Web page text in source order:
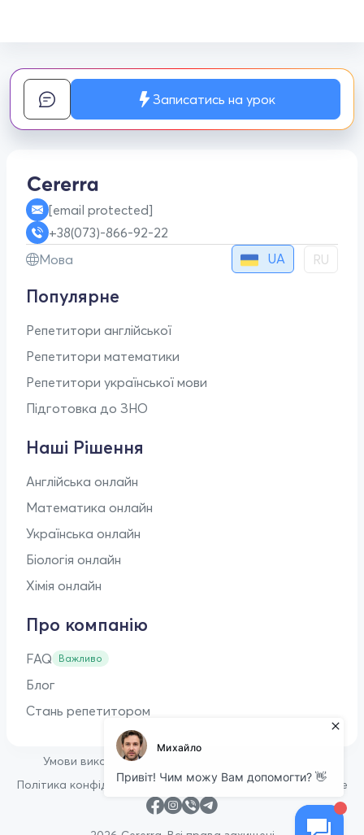
Записатись на урок
[email protected]
+38(073)-866-92-22
Мова
UA RU
Популярне
Репетитори англійської
Репетитори математики
Репетитори української мови
Підготовка до ЗНО
Наші Рішення
Англійська онлайн
Математика онлайн
Українська онлайн
Біологія онлайн
Хімія онлайн
Про компанію
FAQ Важливо
Блог
Стань репетитором
Умови використання
Політика конфіденційності • Політика щодо файлів cookie